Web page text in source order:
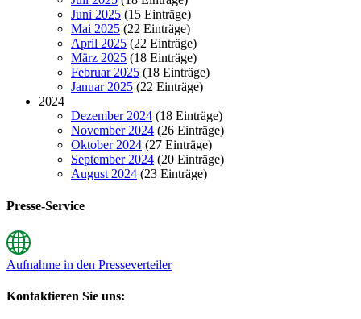
Juni 2025 (15 Einträge)
Mai 2025 (22 Einträge)
April 2025 (22 Einträge)
März 2025 (18 Einträge)
Februar 2025 (18 Einträge)
Januar 2025 (22 Einträge)
2024
Dezember 2024 (18 Einträge)
November 2024 (26 Einträge)
Oktober 2024 (27 Einträge)
September 2024 (20 Einträge)
August 2024 (23 Einträge)
Presse-Service
Aufnahme in den Presseverteiler
Kontaktieren Sie uns: